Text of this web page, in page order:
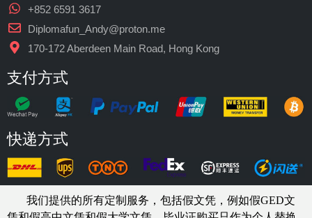
+852 6591 3617
Diplomafun_Andy@proton.me
170-172 Aberdeen Main Road, Hong Kong
支付方式
快递方式
我们提供的所有定制服务，包括假文凭，例如假GED文